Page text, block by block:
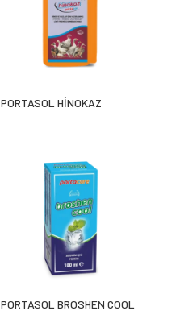
PORTASOL HİNOKAZ
PORTASOL BROSHEN COOL